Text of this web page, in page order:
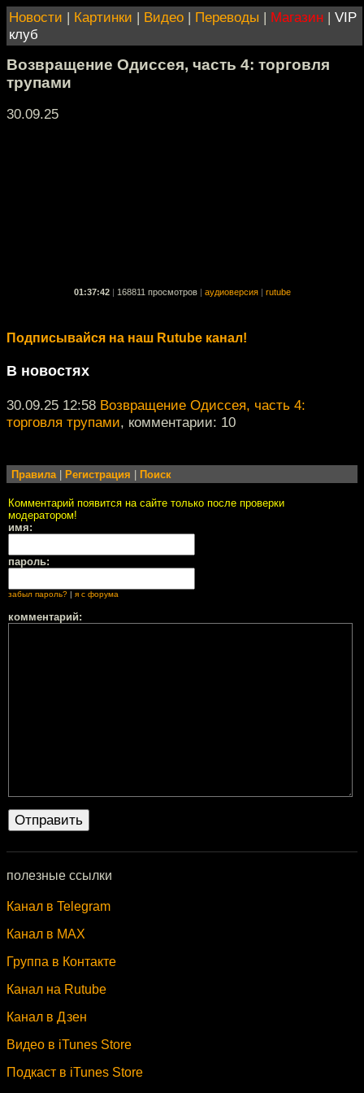
Новости | Картинки | Видео | Переводы | Магазин | VIP
клуб
Возвращение Одиссея, часть 4: торговля
трупами
30.09.25
01:37:42 168811 просмотров аудиоверсия rutube
Подписывайся на наш Rutube канал!
В новостях
30.09.25 12:58 Возвращение Одиссея, часть 4:
торговля трупами, комментарии: 10
Правила| Регистрация Поиск
Комментарий появится на сайте только после проверки
модератором!
имя:
пароль:
забыл пароль? я с форума
комментарий:
полезные ссылки
Канал в Telegram
Канал в MAX
Группа в Контакте
Канал на Rutube
Канал в Дзен
Видео в iTunes Store
Подкаст в iTunes Store